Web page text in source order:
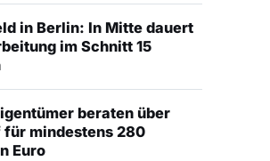
in Berlin: In Mitte dauert
im Schnitt 15
beraten über
mindestens 280
Euro